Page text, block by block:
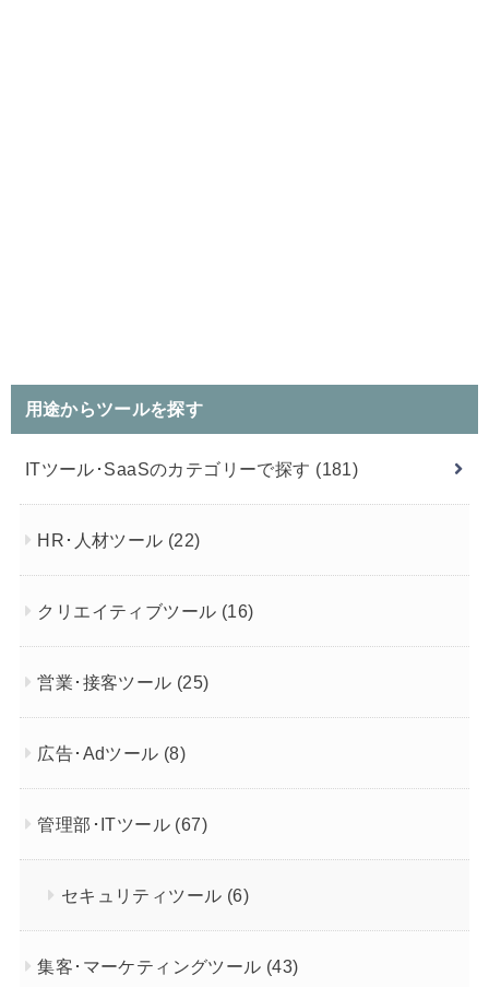
用途からツールを探す
ITツール･SaaSのカテゴリーで探す (181)
HR･人材ツール (22)
クリエイティブツール (16)
営業･接客ツール (25)
広告･Adツール (8)
管理部･ITツール (67)
セキュリティツール (6)
集客･マーケティングツール (43)